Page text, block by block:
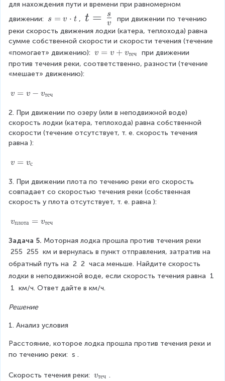
0
}
{
x
-
1
}
{
/
x
}
1
^
{
x
(
x
-
1
}
=
0
}
{
x
(
x
-
1
}
=
0
}
-
x
}
{
x
(
-
1
)
}
=
0
-
1
)
}
=
0
{
1
}
=
1
6
\
x
{
2
}
=
1
\
\
\
n
{
g
a
t
e
r
e
\
ri
h
=
\f
r
a
c
{
s
{
t
}
для нахождения пути и времени при равномерном
движении: s
=
v
c
d
o
t
s = v ⋅ t , t
=
\f
r
s
}
t = v
s
при движении по течению
реки скорость движения лодки (катера, теплохода) равна
сумме собственной скорости и скорости течения (течение
«помогает» движению): v
=
{
т
е
v = v + vтеч
при движении
против течения реки, соответственно, разности (течение
«мешает» движению):
v
v
-
v
_
т
ч
}
v = v − vтеч
2. При движении по озеру (или в неподвижной воде)
скорость лодки (катера, теплохода) равна собственной
скорости (течение отсутствует, т. е. скорость течения
равна ):
v
v
_
{
}
v = vс
3. При движении плота по течению реки его скорость
совпадает со скоростью течения реки (собственная
скорость у плота отсутствует, т. е. равна ):
v
{
п
л
т
а
=
{
т
ч
vплота = vтеч
Задача 5. Моторная лодка прошла против течения реки
255 255 км и вернулась в пункт отправления, затратив на
обратный путь на 2 2 часа меньше. Найдите скорость
лодки в неподвижной воде, если скорость течения равна 1
1 км/ч. Ответ дайте в км/ч.
Решение
1. Анализ условия
Расстояние, которое лодка прошла против течения реки и
по течению реки: s .
Скорость течения реки: v
vтеч .